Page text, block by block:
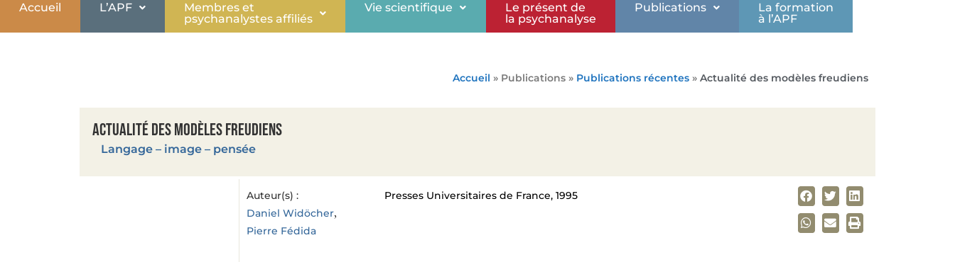
Accueil L’APF
Membres et
psychanalystes affiliés
Vie scientifique
Le présent de
la psychanalyse
Publications
La formation
à l’APF
Accueil » Publications » Publications récentes » Actualité des modèles freudiens
Actualité des modèles freudiens
Langage – image – pensée
Auteur(s) :
Daniel Widöcher,
Pierre Fédida
Presses Universitaires de France, 1995